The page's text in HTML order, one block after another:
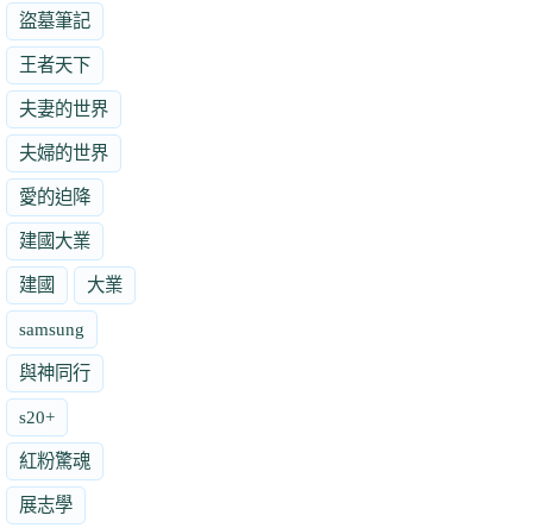
盜墓筆記
王者天下
夫妻的世界
夫婦的世界
愛的迫降
建國大業
建國 大業
samsung
與神同行
s20+
紅粉驚魂
展志學